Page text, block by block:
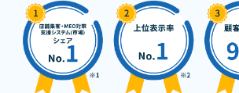
導入事例インタビュー
成果事例